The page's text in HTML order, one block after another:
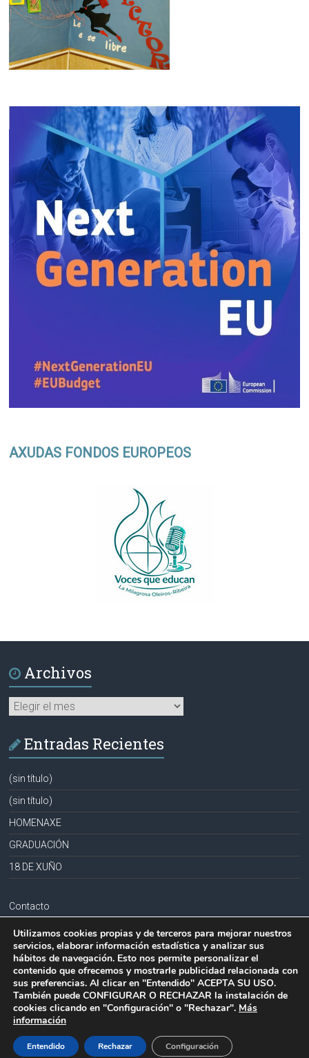
AXUDAS FONDOS EUROPEOS
Archivos
Archivos
Entradas Recientes
(sin título)
(sin título)
HOMENAXE
GRADUACIÓN
18 DE XUÑO
Contacto
Aviso legal
Política de privacidad
Política de cookies
Copyright © 2026
Todos los derechos reservados.
Tema:
Acceleratepor ThemeGrill. Funciona conWordPress
Utilizamos cookies propias y de terceros para mejorar nuestros
servicios, elaborar información estadística y analizar sus
hábitos de navegación. Esto nos permite personalizar el
contenido que ofrecemos y mostrarle publicidad relacionada con
sus preferencias. Al clicar en "Entendido" ACEPTA SU USO.
También puede CONFIGURAR O RECHAZAR la instalación de
cookies clicando en "Configuración" o "Rechazar". Más
información
Entendido Rechazar Configuración